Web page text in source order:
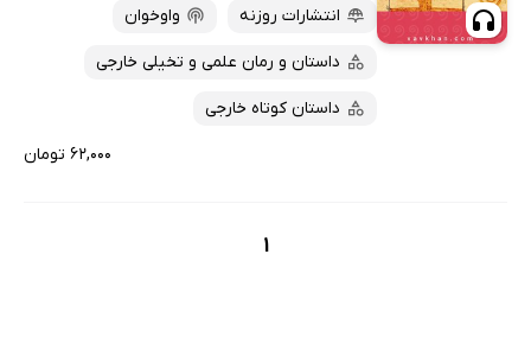
انتشارات روزنه
واوخوان
داستان و رمان علمی و تخیلی خارجی
داستان کوتاه خارجی
۶۲,۰۰۰ تومان
1